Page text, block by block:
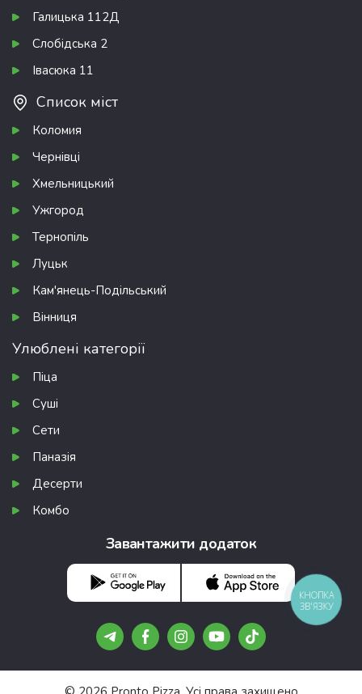
Галицька 112Д
Слобідська 2
Івасюка 11
Список міст
Коломия
Чернівці
Хмельницький
Ужгород
Тернопіль
Луцьк
Кам'янець-Подільський
Вінниця
Улюблені категорії
Піца
Суші
Сети
Паназія
Десерти
Комбо
Завантажити додаток
КНОПКА
ЗВ'ЯЗКУ